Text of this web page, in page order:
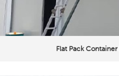
Flat Pack